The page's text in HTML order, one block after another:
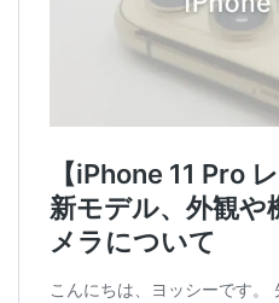
Bluetoothスピーカー
カメラ・ビデオ
ジンバル